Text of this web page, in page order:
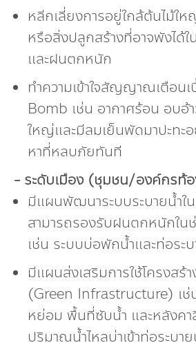
หลีกเลี่ยงการอยู่ใกล้ต้นไม้ใ
หรือสิ่งปลูกสร้างที่อาจพังได้
และฝนตกหนัก
ทำความเข้าใจสัญญาณเตือน
Bomb เช่น อากาศร้อน อบอ้
ใหญ่และมีลมเย็นพัดมาปะทะอ
หาที่หลบภัยทันที
- ระดับเมือง (ชุมชน/องค์กรท้
มีแผนพัฒนาระบบระบายน้ำใ
สามารถรองรับฝนตกหนักใน
เช่น ระบบบ่อพักน้ำและท่อระ
มีแผนส่งเสริมการใช้โครงสร้
(Green Infrastructure) เช่
หย่อม พื้นที่ซับน้ำ และหลังคา
ปริมาณน้ำไหลบ่าเข้าท่อระบา